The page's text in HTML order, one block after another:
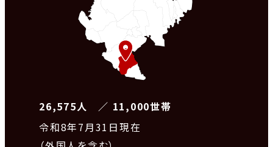
26,575人 ／ 11,000世帯
令和8年7月31日現在